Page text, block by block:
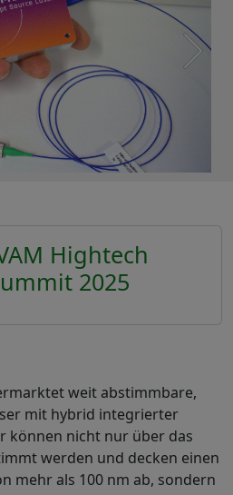
Hightech
2025
weit abstimmbare,
mit hybrid integrierter
können nicht nur über das
werden und decken einen
mehr als 100 nm ab, sondern